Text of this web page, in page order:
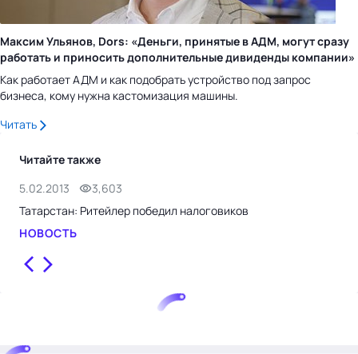
Максим Ульянов, Dors: «Деньги, принятые в АДМ, могут сразу
работать и приносить дополнительные дивиденды компании»
Как работает АДМ и как подобрать устройство под запрос
бизнеса, кому нужна кастомизация машины.
Читать
Читайте также
5.02.2013
3,603
Татарстан: Ритейлер победил налоговиков
НОВОСТЬ